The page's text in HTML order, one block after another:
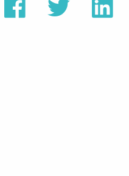
sur
Facebook
sur
sur
Linkedin